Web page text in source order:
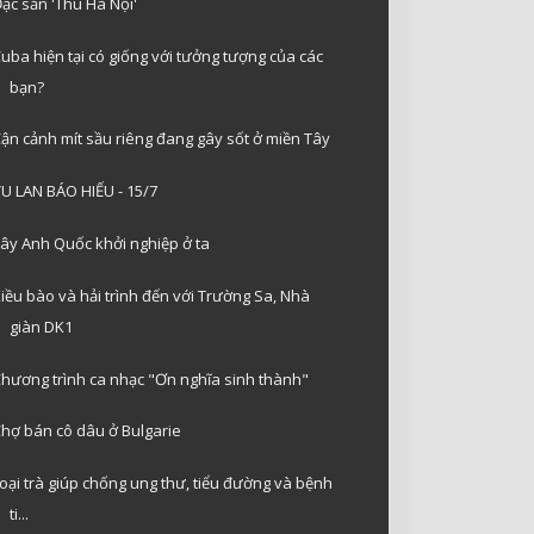
hiện tại có giống với tưởng tượng của các
bạn?
cảnh mít sầu riêng đang gây sốt ở miền Tây
LAN BÁO HIẾU - 15/7
Anh Quốc khởi nghiệp ở ta
bào và hải trình đến với Trường Sa, Nhà
giàn DK1
trình ca nhạc "Ơn nghĩa sinh thành"
bán cô dâu ở Bulgarie
trà giúp chống ung thư, tiểu đường và bệnh
ti...